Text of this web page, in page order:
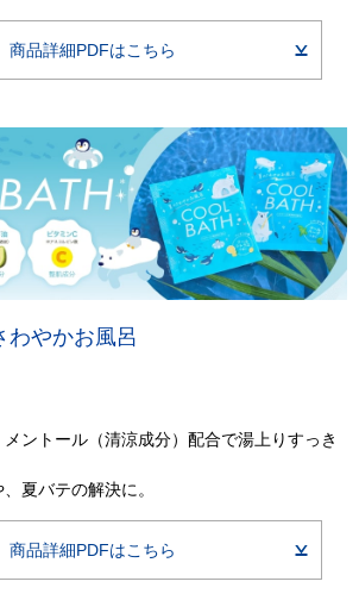
商品詳細PDFはこちら
わやかお風呂
ントール（清涼成分）配合で湯上りすっき
夏バテの解決に。
商品詳細PDFはこちら